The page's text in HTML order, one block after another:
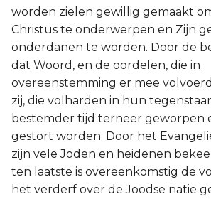
worden zielen gewillig gemaakt
Christus te onderwerpen en Zijn
onderdanen te worden. Door de
dat Woord, en de oordelen, die in
overeenstemming er mee
zij, die volharden in hun
bestemder tijd terneer geworpen
gestort worden. Door het
zijn vele Joden en heidenen
ten laatste is overeenkomstig de
het verderf over de Joodse natie